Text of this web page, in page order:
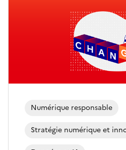
Numérique responsable
Stratégie numérique et